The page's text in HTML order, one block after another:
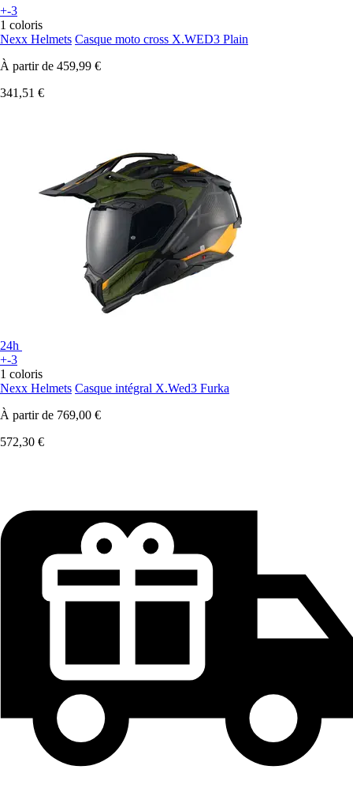
+-3
1 coloris
Nexx Helmets Casque moto cross X.WED3 Plain
À partir de 459,99 €
341,51 €
24h
+-3
1 coloris
Nexx Helmets Casque intégral X.Wed3 Furka
À partir de 769,00 €
572,30 €